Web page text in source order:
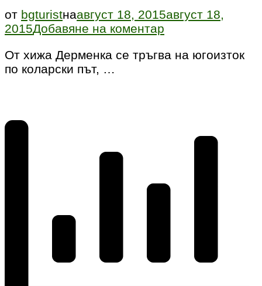
от bgturistнаавгуст 18, 2015август 18,
2015Добавяне на коментар
хижа
От хижа Дерменка се тръгва на югоизток
по коларски път, …